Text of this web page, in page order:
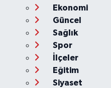
Ekonomi
Güncel
Sağlık
Spor
İlçeler
Eğitim
Siyaset